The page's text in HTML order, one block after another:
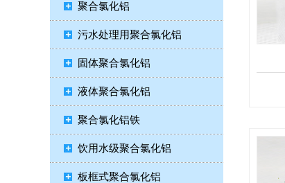
聚合氯化铝
污水处理用聚合氯化铝
固体聚合氯化铝
液体聚合氯化铝
聚合氯化铝铁
饮用水级聚合氯化铝
板框式聚合氯化铝